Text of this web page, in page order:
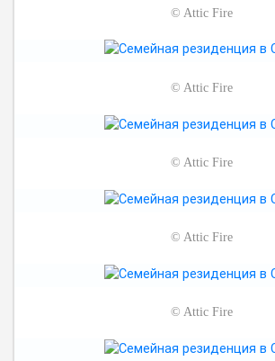
© Attic Fire
© Attic Fire
© Attic Fire
© Attic Fire
© Attic Fire